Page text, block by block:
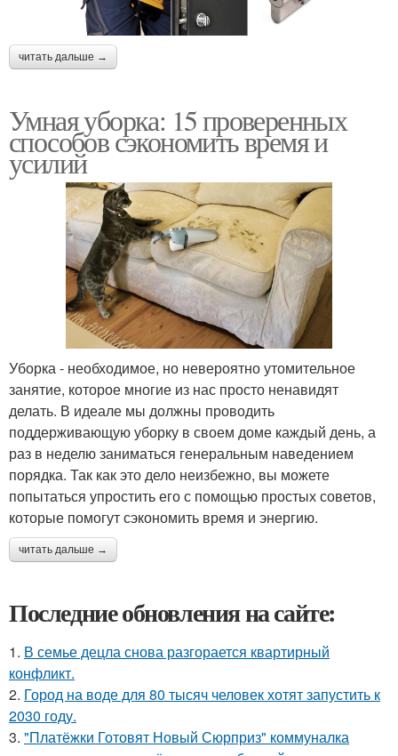
читать дальше →
Умная уборка: 15 проверенных
способов сэкономить время и
усилий
Уборка - необходимое, но невероятно утомительное
занятие, которое многие из нас просто ненавидят
делать. В идеале мы должны проводить
поддерживающую уборку в своем доме каждый день, а
раз в неделю заниматься генеральным наведением
порядка. Так как это дело неизбежно, вы можете
попытаться упростить его с помощью простых советов,
которые помогут сэкономить время и энергию.
читать дальше →
Последние обновления на сайте:
1. В семье децла снова разгорается квартирный
конфликт.
2. Город на воде для 80 тысяч человек хотят запустить к
2030 году.
3. "Платёжки Готовят Новый Сюрприз" коммуналка